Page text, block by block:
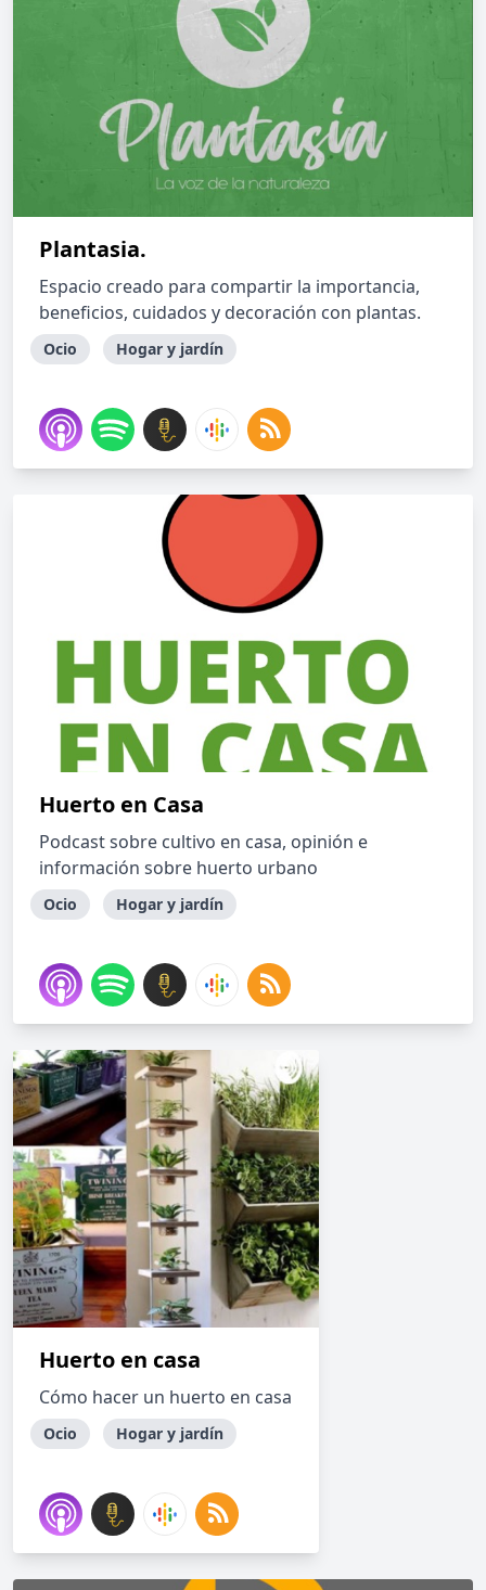
Plantasia.
Espacio creado para compartir la importancia,
beneficios, cuidados y decoración con plantas.
Ocio Hogar y jardín
Huerto en Casa
Podcast sobre cultivo en casa, opinión e
información sobre huerto urbano
Ocio Hogar y jardín
Huerto en casa
Cómo hacer un huerto en casa
Ocio Hogar y jardín